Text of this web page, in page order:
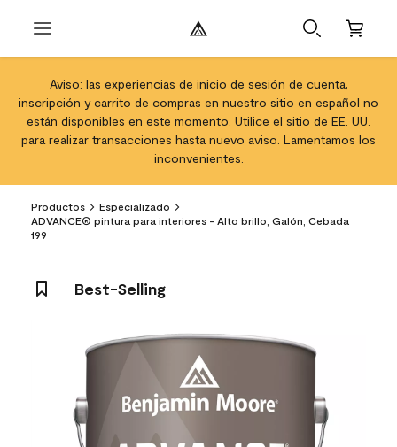
Aviso: las experiencias de inicio de sesión de cuenta,
inscripción y carrito de compras en nuestro sitio en español no
están disponibles en este momento. Utilice el sitio de EE. UU.
para realizar transacciones hasta nuevo aviso. Lamentamos los
inconvenientes.
Productos
Especializado
ADVANCE® pintura para interiores - Alto brillo, Galón, Cebada
199
Best-Selling